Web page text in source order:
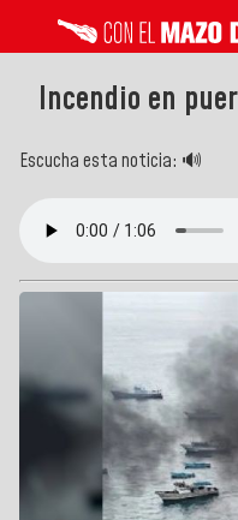
Incendio en
Escucha esta noticia: 🔊